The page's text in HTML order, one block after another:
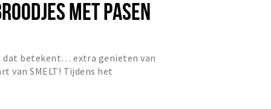
MET PASEN
dat betekent… extra genieten van
van SMELT! Tijdens het